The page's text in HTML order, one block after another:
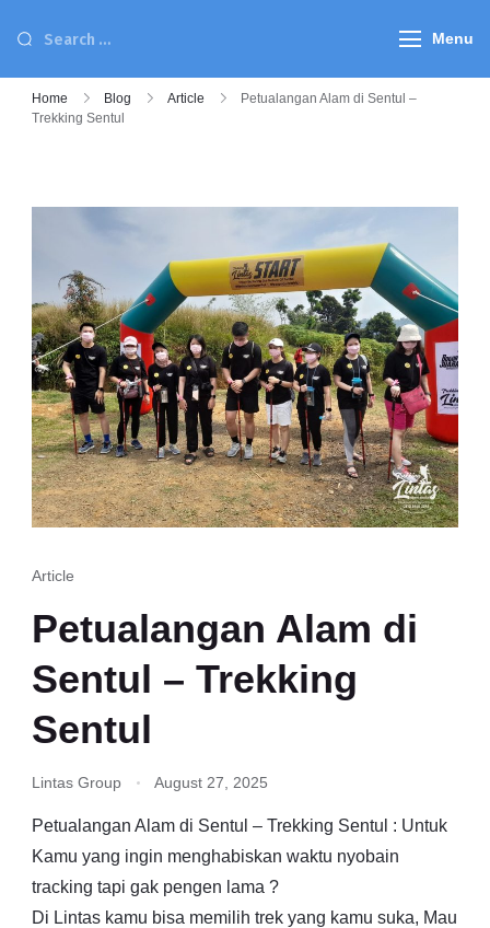
Menu
Home Blog Article
Petualangan Alam di Sentul –
Trekking Sentul
Article
Petualangan Alam di
Sentul – Trekking
Sentul
Lintas Group August 27, 2025
Petualangan Alam di Sentul – Trekking Sentul : Untuk
Kamu yang ingin menghabiskan waktu nyobain
tracking tapi gak pengen lama ?
Di Lintas kamu bisa memilih trek yang kamu suka, Mau